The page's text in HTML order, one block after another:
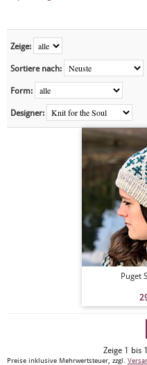
Zeige:
Sortiere nach:
Form:
Designer:
Puget
Zeige 1 bis
Preise inklusive Mehrwertsteuer, zzgl.